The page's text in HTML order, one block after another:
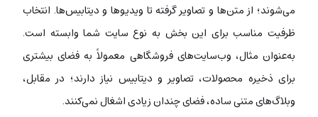
می‌شوند؛ از متن‌ها و تصاویر گرفته تا ویدیوها و دیتابیس‌ها. انتخاب
ظرفیت مناسب برای این بخش به نوع سایت شما وابسته است.
به‌عنوان مثال، وب‌سایت‌های فروشگاهی معمولاً به فضای بیشتری
برای ذخیره محصولات، تصاویر و دیتابیس نیاز دارند؛ در مقابل،
وبلاگ‌های متنی ساده، فضای چندان زیادی اشغال نمی‌کنند.